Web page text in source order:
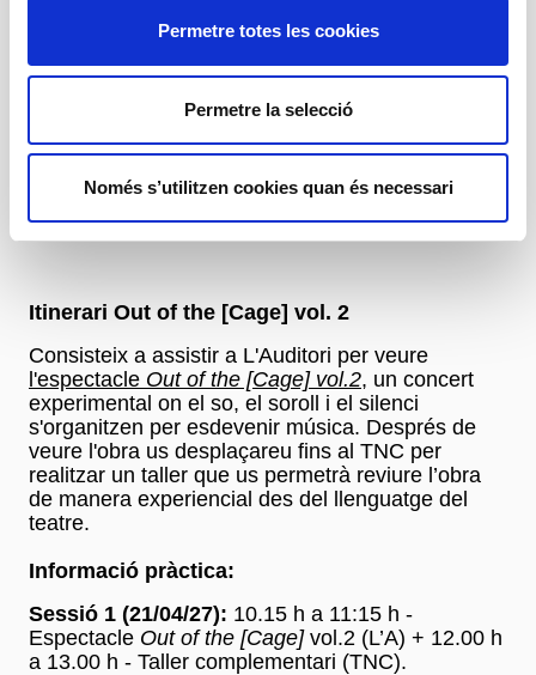
Permetre totes les cookies
Permetre la selecció
Només s’utilitzen cookies quan és necessari
Informació pràctica:
(Palau de la Música) + taller de
13.00h a 14.30h al Teatre Nacional de Catalunya
Sessió 2 (29/01/27): 9:30h Concert-espectacle
(Palau de la Música) + taller de
12.00h a 13.30h al Teatre Nacional de Catalunya
Itinerari Out of the [Cage] vol. 2
Consisteix a assistir a L'Auditori per veure
l'espectacle Out of the [Cage] vol.2, un concert
experimental on el so, el soroll i el silenci
s'organitzen per esdevenir música. Després de
veure l'obra us desplaçareu fins al TNC per
realitzar un taller que us permetrà reviure l’obra
de manera experiencial des del llenguatge del
teatre.
Informació pràctica:
Sessió 1 (21/04/27): 10.15 h a 11:15 h -
Espectacle Out of the [Cage]vol.2 (L’A) + 12.00 h
a 13.00 h - Taller complementari (TNC).